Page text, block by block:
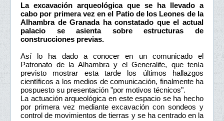
La excavación arqueológica que se ha llevado a
cabo por primera vez en el Patio de los Leones de la
Alhambra de Granada ha constatado que el actual
palacio se asienta sobre estructuras de
construcciones previas.
Así lo ha dado a conocer en un comunicado el
Patronato de la Alhambra y el Generalife, que tenía
previsto mostrar esta tarde los últimos hallazgos
científicos a los medios de comunicación, finalmente ha
pospuesto su presentación "por motivos técnicos".
La actuación arqueológica en este espacio se ha hecho
por primera vez mediante excavación con sondeos y
control de movimientos de tierras y se ha centrado en la